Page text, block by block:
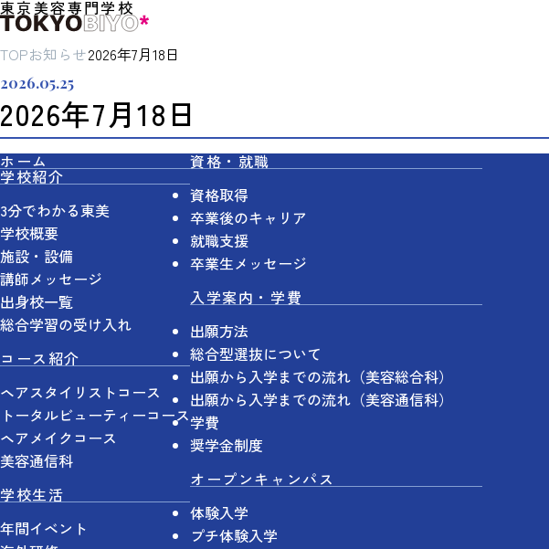
東京美容専門学校
TOPお知らせ2026年7月18日
2026.05.25
2026年7月18日
ホーム
学校紹介
3分でわかる東美
学校概要
施設・設備
講師メッセージ
出身校一覧
総合学習の受け入れ
コース紹介
ヘアスタイリストコース
トータルビューティーコース
ヘアメイクコース
美容通信科
学校生活
年間イベント
資格・就職
資格取得
卒業後のキャリア
就職支援
卒業生メッセージ
入学案内・学費
出願方法
総合型選抜について
出願から入学までの流れ（美容総合科）
出願から入学までの流れ（美容通信科）
学費
奨学金制度
オープンキャンパス
体験入学
プチ体験入学